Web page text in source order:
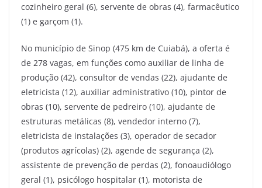
cozinheiro geral (6), servente de obras (4), farmacêutico
(1) e garçom (1).
No município de Sinop (475 km de Cuiabá), a oferta é
de 278 vagas, em funções como auxiliar de linha de
produção (42), consultor de vendas (22), ajudante de
eletricista (12), auxiliar administrativo (10), pintor de
obras (10), servente de pedreiro (10), ajudante de
estruturas metálicas (8), vendedor interno (7),
eletricista de instalações (3), operador de secador
(produtos agrícolas) (2), agende de segurança (2),
assistente de prevenção de perdas (2), fonoaudiólogo
geral (1), psicólogo hospitalar (1), motorista de